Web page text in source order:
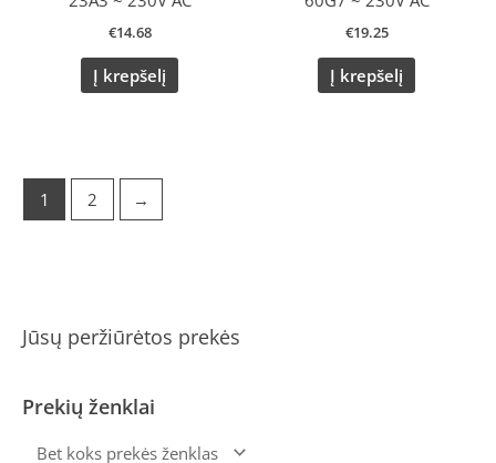
Jūsų peržiūrėtos prekės
Prekių ženklai
€14.68
Į krepšelį
€19.25
Į krepšelį
1 2 →